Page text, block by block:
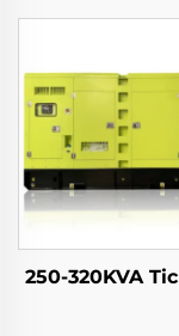
250-320KVA